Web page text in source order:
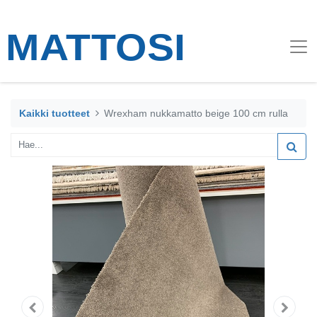
Kaikki tuotteet Wrexham nukkamatto beige 100 cm rulla